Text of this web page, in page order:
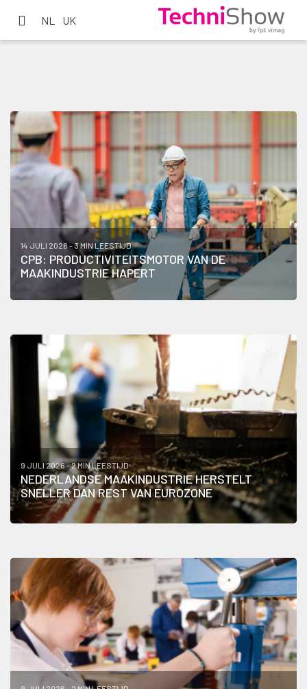
NL UK
14 JULI 2026 - 3 MIN LEESTIJD
CPB: PRODUCTIVITEITSMOTOR VAN DE
MAAKINDUSTRIE HAPERT
9 JULI 2026 - 2 MIN LEESTIJD
NEDERLANDSE MAAKINDUSTRIE HERSTELT
SNELLER DAN REST VAN EUROZONE